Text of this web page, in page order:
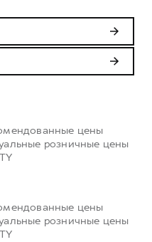
цены
розничные цены
цены
розничные цены